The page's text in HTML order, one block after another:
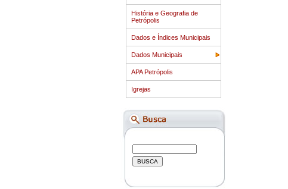
História e Geografia de
Petrópolis
Dados e Índices Municipais
Dados Municipais
APA Petrópolis
Igrejas